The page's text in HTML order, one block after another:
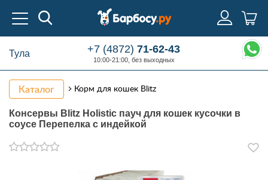
Тула +7 (4872)71-62-43
10:00-21:00, без выходных
Каталог Корм для кошек Blitz
Консервы Blitz Holistic пауч для кошек кусочки в
соусе Перепелка с индейкой